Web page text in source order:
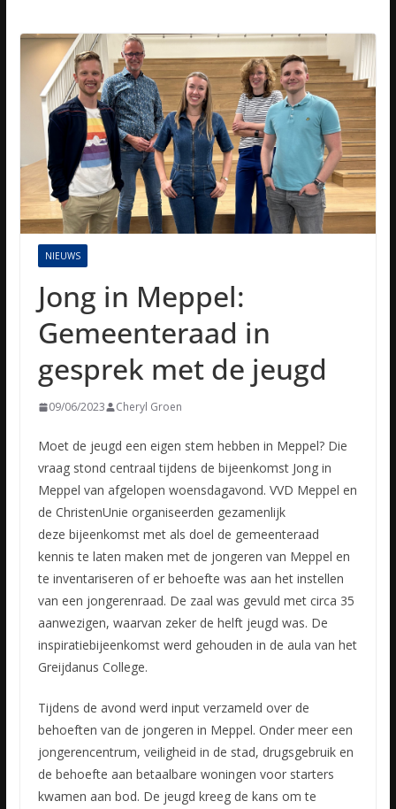
NIEUWS
Jong in Meppel:
Gemeenteraad in
gesprek met de jeugd
09/06/2023 Cheryl Groen
Moet de jeugd een eigen stem hebben in Meppel? Die
vraag stond centraal tijdens de bijeenkomst Jong in
Meppel van afgelopen woensdagavond. VVD Meppel en
de ChristenUnie organiseerden gezamenlijk
deze bijeenkomst met als doel de gemeenteraad
kennis te laten maken met de jongeren van Meppel en
te inventariseren of er behoefte was aan het instellen
van een jongerenraad. De zaal was gevuld met circa 35
aanwezigen, waarvan zeker de helft jeugd was. De
inspiratiebijeenkomst werd gehouden in de aula van het
Greijdanus College.
Tijdens de avond werd input verzameld over de
behoeften van de jongeren in Meppel. Onder meer een
jongerencentrum, veiligheid in de stad, drugsgebruik en
de behoefte aan betaalbare woningen voor starters
kwamen aan bod. De jeugd kreeg de kans om te